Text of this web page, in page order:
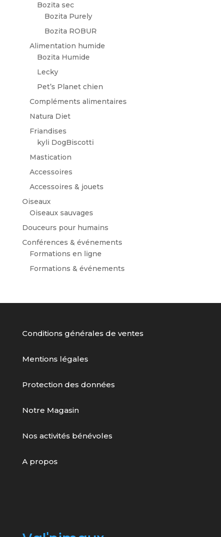
Bozita sec
Bozita Purely
Bozita ROBUR
Alimentation humide
Bozita Humide
Lecky
Pet’s Planet chien
Compléments alimentaires
Natura Diet
Friandises
kyli DogBiscotti
Mastication
Accessoires
Accessoires & jouets
Oiseaux
Oiseaux sauvages
Douceurs pour humains
Conférences & événements
Formations en ligne
Formations & événements
Conditions générales de ventes
Mentions légales
Protection des données
Notre Magasin
Nos activités bénévoles
A propos